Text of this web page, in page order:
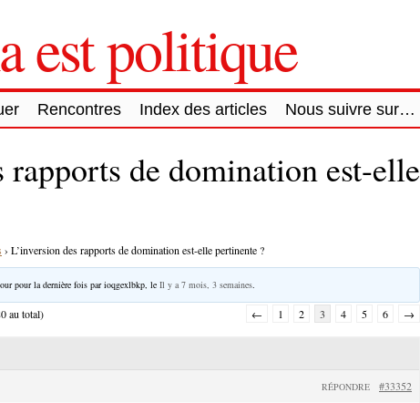
est politique
Rencontres Index des articles Nous suivre sur…
rapports de domination est-elle
› L’inversion des rapports de domination est-elle pertinente ?
pour la dernière fois parioqgexlbkp , le Il y a 7 mois, 3 semaines
au total) ← 1 2 3 4 5 6 →
#33352
RÉPONDRE